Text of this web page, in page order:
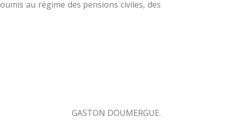
au régime des pensions civiles, des
GASTON DOUMERGUE.